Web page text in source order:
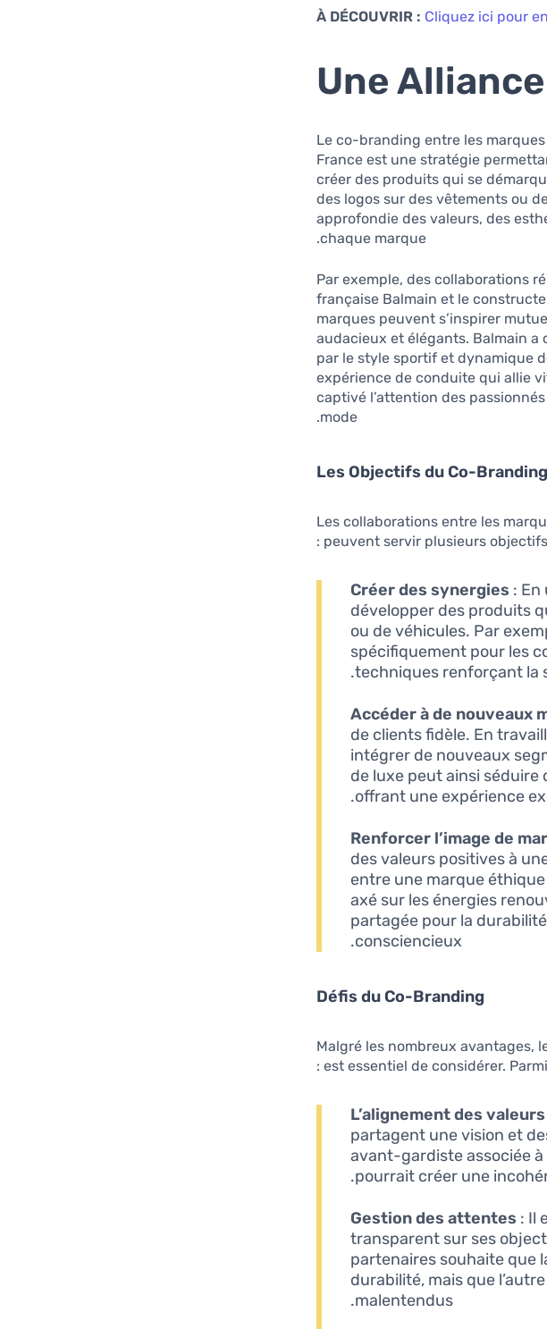
À DÉCOUVRIR : Cliquez ici pour
Une
Le co-branding entre les
France est une stratégie
créer des produits qui se
des logos sur des vêtements ou
approfondie des valeurs, des
chaque marque.
Par exemple, des collaborations
française Balmain et le
marques peuvent s’inspirer
audacieux et élégants. Balmain
par le style sportif et dynamique
expérience de conduite qui allie
captivé l’attention des
mode.
Les Objectifs du Co-Branding
Les collaborations entre les
peuvent servir plusieurs
Créer des synergies :
développer des produits
ou de véhicules. Par
spécifiquement pour les
techniques renforçant la
Accéder à de nouveaux
de clients fidèle. En
intégrer de nouveaux
de luxe peut ainsi séduire
offrant une expérience
Renforcer l’image de
des valeurs positives à
entre une marque
axé sur les énergies
partagée pour la
consciencieux.
Défis du Co-Branding
Malgré les nombreux avantages,
est essentiel de considérer.
L’alignement des valeurs
partagent une vision et
avant-gardiste associée
pourrait créer une
Gestion des attentes : Il
transparent sur ses
partenaires souhaite que
durabilité, mais que
malentendus.